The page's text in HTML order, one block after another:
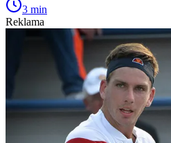
3 min
Reklama